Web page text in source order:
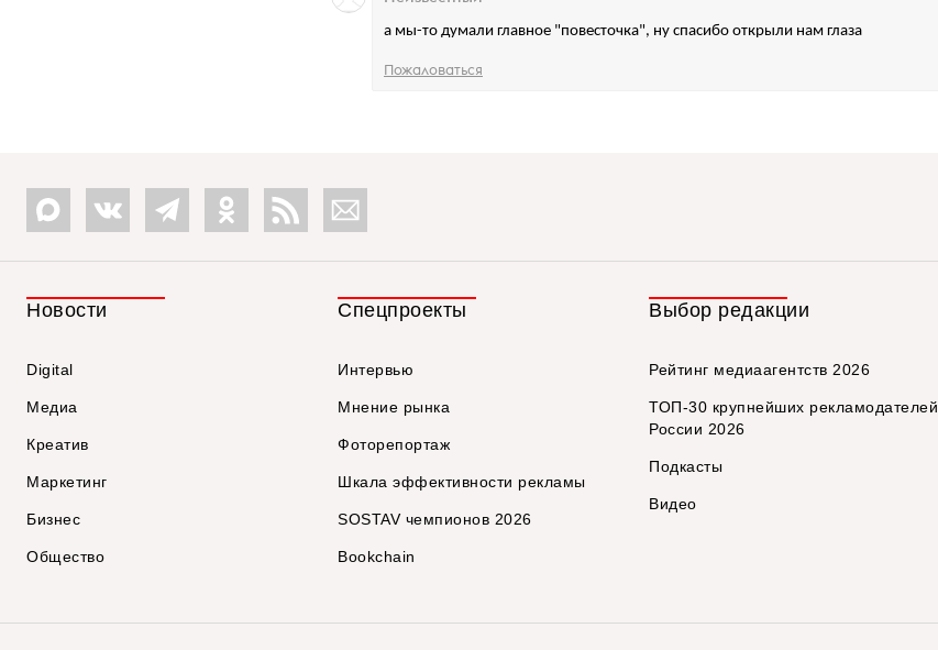
а мы-то думали главное "повесточка", ну спасибо открыли нам глаза
Пожаловаться
Новости
Digital
Медиа
Креатив
Маркетинг
Бизнес
Общество
Спецпроекты
Интервью
Мнение рынка
Фоторепортаж
Шкала эффективности рекламы
SOSTAV чемпионов 2026
Bookchain
Выбор редакции
Рейтинг медиаагентств 2026
ТОП-30 крупнейших рекламодателей
России 2026
Подкасты
Видео